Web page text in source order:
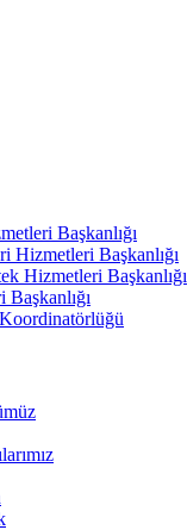
Başkanlığı
Hizmetleri Başkanlığı
Hizmetleri Başkanlığı
Başkanlığı